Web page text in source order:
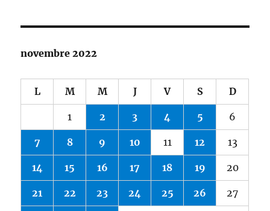
novembre 2022
L M M J V S D
1 2 3 4 5 6
7 8 9 10 11 12 13
14 15 16 17 18 19 20
21 22 23 24 25 26 27